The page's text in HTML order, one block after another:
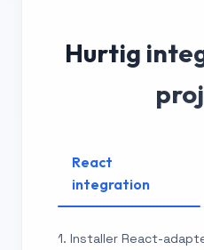
Hurtig
React
integration
1. Installer React-